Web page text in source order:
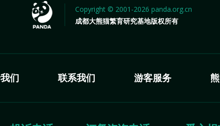
Copyright © 2001-2026 panda.org.cn
成都大熊猫繁育研究基地版权所有
们 联系我们 游客服务